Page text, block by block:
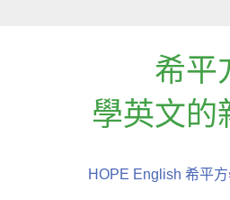
希平
學英文的
HOPE English 希平